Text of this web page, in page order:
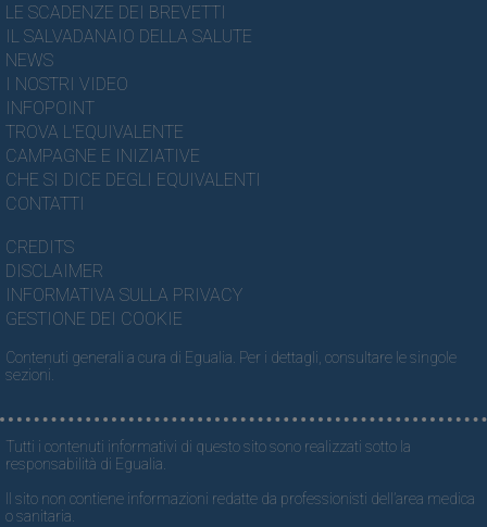
LE SCADENZE DEI BREVETTI
IL SALVADANAIO DELLA SALUTE
NEWS
I NOSTRI VIDEO
INFOPOINT
TROVA L'EQUIVALENTE
CAMPAGNE E INIZIATIVE
CHE SI DICE DEGLI EQUIVALENTI
CONTATTI
CREDITS
DISCLAIMER
INFORMATIVA SULLA PRIVACY
GESTIONE DEI COOKIE
Contenuti generali a cura di Egualia. Per i dettagli, consultare le singole
sezioni.
Tutti i contenuti informativi di questo sito sono realizzati sotto la
responsabilità di Egualia.
Il sito non contiene informazioni redatte da professionisti dell’area medica
o sanitaria.